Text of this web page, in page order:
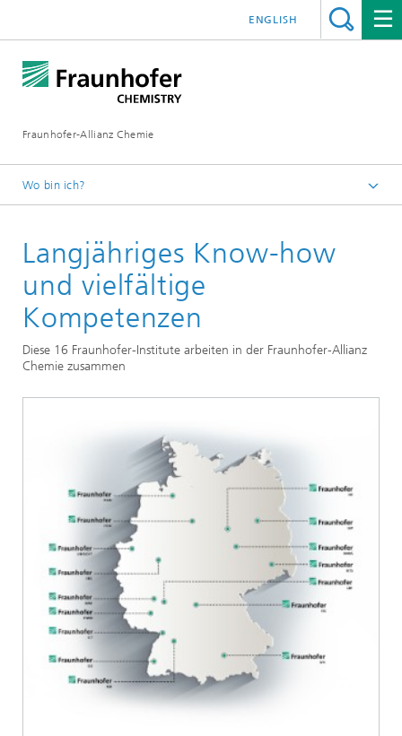
Fraunhofer-Allianz Chemie
ENGLISH
Wo bin ich?
Langjähriges Know-how
und vielfältige
Kompetenzen
Diese 16 Fraunhofer-Institute arbeiten in der Fraunhofer-Allianz
Chemie zusammen